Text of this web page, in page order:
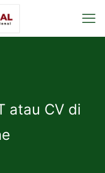
atau CV di